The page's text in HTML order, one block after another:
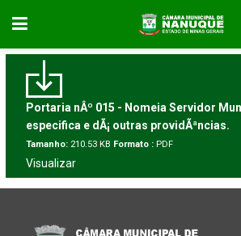
Portaria nÂº 015 - Nomeia Servidor
especifica e dÃ¡ outras providÃªncias.
Tamanho: 210.53 KB Formato : PDF
Visualizar